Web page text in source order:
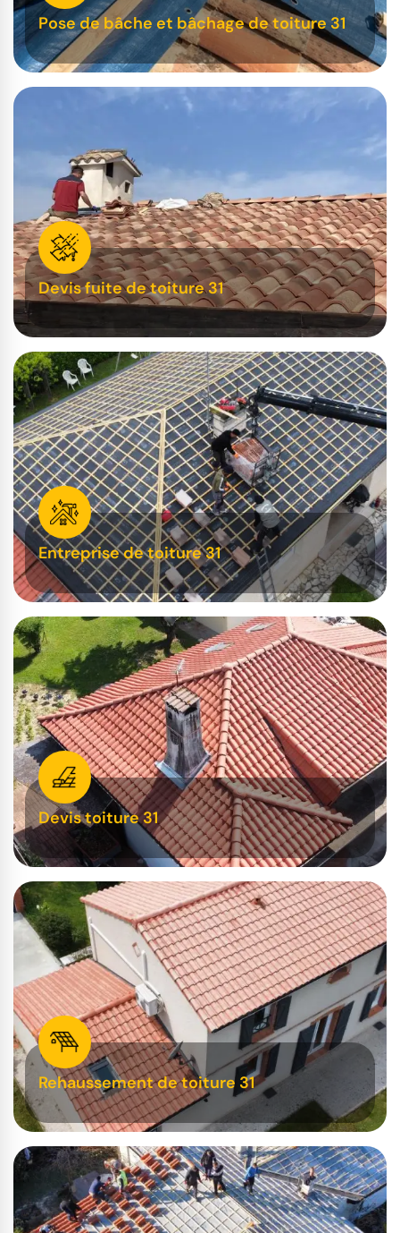
Pose de bâche et bâchage de toiture 31
Devis fuite de toiture 31
Entreprise de toiture 31
Devis toiture 31
Rehaussement de toiture 31